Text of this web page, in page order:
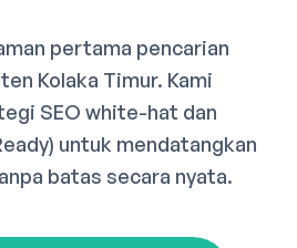
English 中文
pertama pencarian
Kolaka Timur. Kami
SEO white-hat dan
untuk mendatangkan
batas secara nyata.